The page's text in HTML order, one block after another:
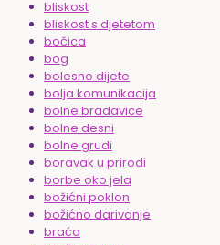
bliskost
bliskost s djetetom
bočica
bog
bolesno dijete
bolja komunikacija
bolne bradavice
bolne desni
bolne grudi
boravak u prirodi
borbe oko jela
božićni poklon
božićno darivanje
braća